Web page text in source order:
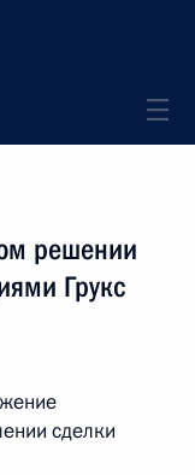
решении
Грукс
сделки